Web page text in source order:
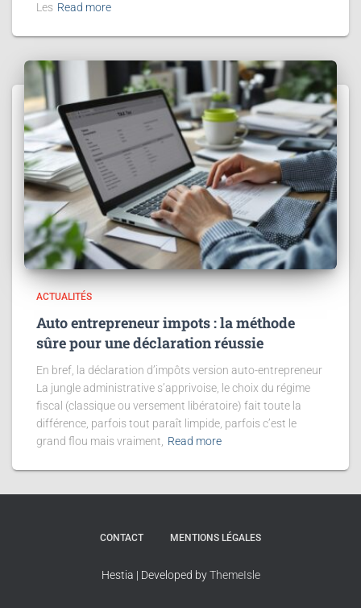
Les Read more
ACTUALITÉS
Auto entrepreneur impots : la méthode
sûre pour une déclaration réussie
En bref, la déclaration d’impôts version auto-entrepreneur
La jungle administrative s’apprivoise, le choix du régime
fiscal (classique ou versement libératoire) fait toute la
différence, parfois tout paraît limpide, parfois c’est le
grand flou mais vraiment,
Read more
CONTACT MENTIONS LÉGALES
Hestia | Developed byThemeIsle